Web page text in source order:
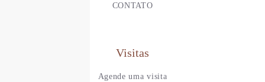
CONTATO
Visitas
Agende uma visita